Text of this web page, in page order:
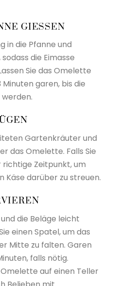
GIESSEN
in die Pfanne und
die Eimasse
Sie das Omelette
garen, bis die
Gartenkräuter und
das Omelette. Falls Sie
richtige Zeitpunkt, um
Käse darüber zu streuen.
die Beläge leicht
einen Spatel, um das
Mitte zu falten. Garen
falls nötig.
auf einen Teller